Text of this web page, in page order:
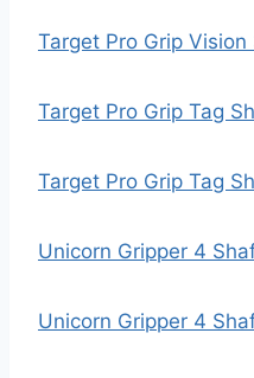
Target Pro Grip Vision
Target Pro Grip Tag
Target Pro Grip Tag
Unicorn Gripper 4
Unicorn Gripper 4